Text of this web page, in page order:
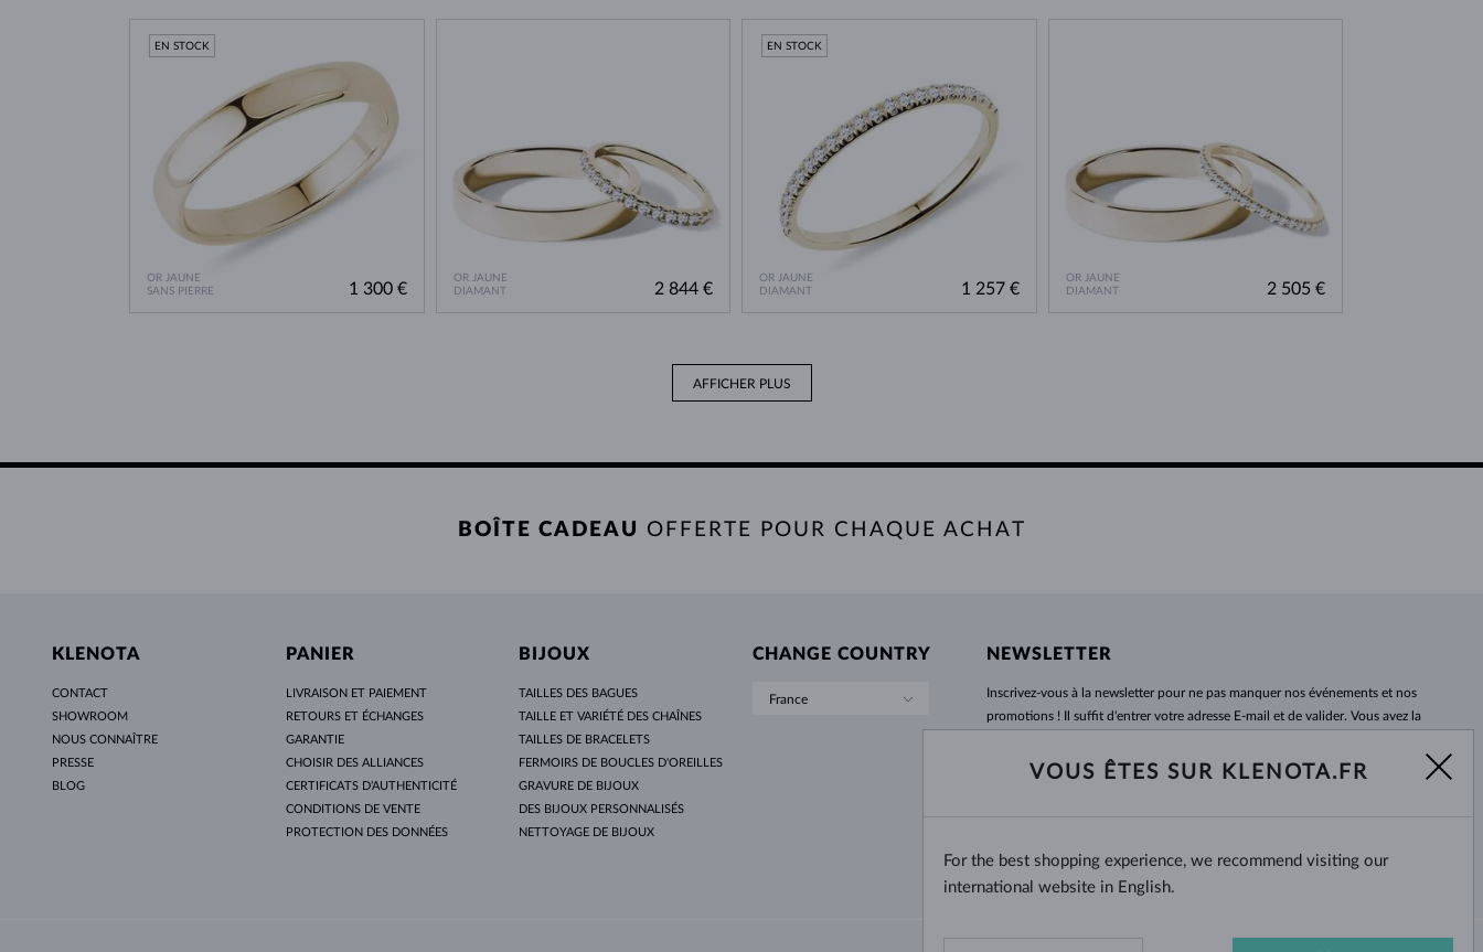
OR JAUNE
SANS PIERRE
EN STOCK
1 300 €
OR JAUNE
DIAMANT
2 844 €
OR JAUNE
DIAMANT
EN STOCK
1 257 €
OR JAUNE
DIAMANT
2 505 €
AFFICHER PLUS
BOÎTE CADEAU OFFERTE POUR CHAQUE ACHAT
KLENOTA
CONTACT
SHOWROOM
NOUS CONNAÎTRE
PRESSE
BLOG
PANIER
LIVRAISON ET PAIEMENT
RETOURS ET ÉCHANGES
GARANTIE
CHOISIR DES ALLIANCES
CERTIFICATS D’AUTHENTICITÉ
CONDITIONS DE VENTE
PROTECTION DES DONNÉES
BIJOUX
TAILLES DES BAGUES
TAILLE ET VARIÉTÉ DES CHAÎNES
TAILLES DE BRACELETS
FERMOIRS DE BOUCLES D'OREILLES
GRAVURE DE BIJOUX
DES BIJOUX PERSONNALISÉS
NETTOYAGE DE BIJOUX
CHANGE COUNTRY
France
NEWSLETTER
Inscrivez-vous àla newsletter pour ne pas manquer nos événements et nos
promotions ! Il suffit d'entrer votre adresse E-mail et de valider. Vous avez la
impatience.
Oui, je veux recevoir desnouvelles intéressantes par e-mail.
VOUS ÊTES SUR KLENOTA.FR
For the best shopping experience, we recommend visiting our
international website in English.